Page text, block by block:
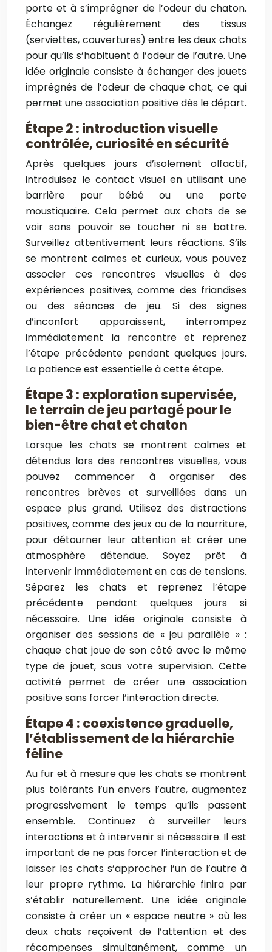
porte et à s’imprégner de l’odeur du chaton.
Échangez régulièrement des tissus
(serviettes, couvertures) entre les deux chats
pour qu’ils s’habituent à l’odeur de l’autre. Une
idée originale consiste à échanger des jouets
imprégnés de l’odeur de chaque chat, ce qui
permet une association positive dès le départ.
Étape 2 : introduction visuelle
contrôlée, curiosité en sécurité
Après quelques jours d’isolement olfactif,
introduisez le contact visuel en utilisant une
barrière pour bébé ou une porte
moustiquaire. Cela permet aux chats de se
voir sans pouvoir se toucher ni se battre.
Surveillez attentivement leurs réactions. S’ils
se montrent calmes et curieux, vous pouvez
associer ces rencontres visuelles à des
expériences positives, comme des friandises
ou des séances de jeu. Si des signes
d’inconfort apparaissent, interrompez
immédiatement la rencontre et reprenez
l’étape précédente pendant quelques jours.
La patience est essentielle à cette étape.
Étape 3 : exploration supervisée,
le terrain de jeu partagé pour le
bien-être chat et chaton
Lorsque les chats se montrent calmes et
détendus lors des rencontres visuelles, vous
pouvez commencer à organiser des
rencontres brèves et surveillées dans un
espace plus grand. Utilisez des distractions
positives, comme des jeux ou de la nourriture,
pour détourner leur attention et créer une
atmosphère détendue. Soyez prêt à
intervenir immédiatement en cas de tensions.
Séparez les chats et reprenez l’étape
précédente pendant quelques jours si
nécessaire. Une idée originale consiste à
organiser des sessions de « jeu parallèle » :
chaque chat joue de son côté avec le même
type de jouet, sous votre supervision. Cette
activité permet de créer une association
positive sans forcer l’interaction directe.
Étape 4 : coexistence graduelle,
l’établissement de la hiérarchie
féline
Au fur et à mesure que les chats se montrent
plus tolérants l’un envers l’autre, augmentez
progressivement le temps qu’ils passent
ensemble. Continuez à surveiller leurs
interactions et à intervenir si nécessaire. Il est
important de ne pas forcer l’interaction et de
laisser les chats s’approcher l’un de l’autre à
leur propre rythme. La hiérarchie finira par
s’établir naturellement. Une idée originale
consiste à créer un « espace neutre » où les
deux chats reçoivent de l’attention et des
récompenses simultanément, comme un